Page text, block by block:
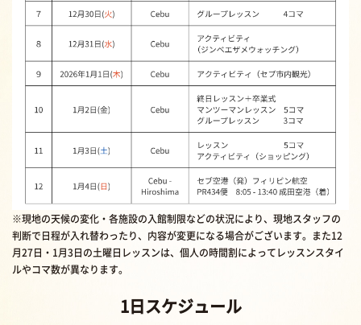
※現地の天候の変化・各施設の入館制限などの状況により、現地スタッフの
判断で日程が入れ替わったり、内容が変更になる場合がございます。また12
月27日・1月3日の土曜日レッスンは、個人の時間割によってレッスンスタイ
ルやコマ数が異なります。
1日スケジュール